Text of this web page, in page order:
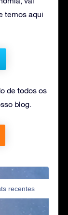
temos aqui
de todos os
blog.
recentes